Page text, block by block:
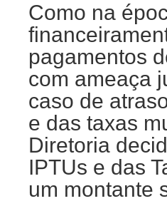
Como na
pagamentos
com ameaça
caso de
e das taxas
Diretoria
IPTUs e das
um montante